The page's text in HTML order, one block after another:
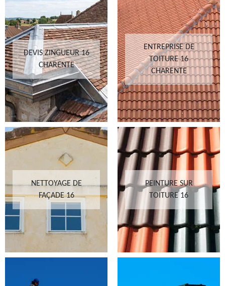
DEVIS ZINGUEUR 16
CHARENTE
ENTREPRISE DE
TOITURE 16
CHARENTE
NETTOYAGE DE
FAÇADE 16
PEINTURE SUR
TOITURE 16